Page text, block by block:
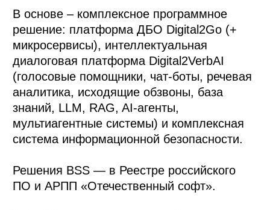
В основе – комплексное программное
решение: платформа ДБО Digital2Go (+
микросервисы), интеллектуальная
диалоговая платформа Digital2VerbAI
(голосовые помощники, чат-боты, речевая
аналитика, исходящие обзвоны, база
знаний, LLM, RAG, AI-агенты,
мультиагентные системы) и комплексная
система информационной безопасности.
Решения BSS — в Реестре российского
ПО и АРПП «Отечественный софт».